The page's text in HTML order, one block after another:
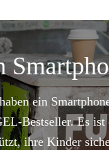
ein
Bestseller. Es ist
ihre Kinder